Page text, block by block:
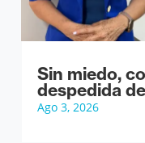
Sin miedo,
despedida
Ago 3, 2026